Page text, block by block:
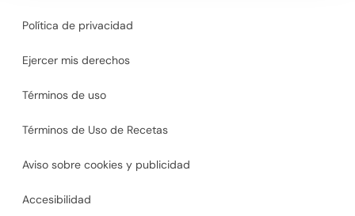
Política de privacidad
Ejercer mis derechos
Términos de uso
Términos de Uso de Recetas
Aviso sobre cookies y publicidad
Accesibilidad